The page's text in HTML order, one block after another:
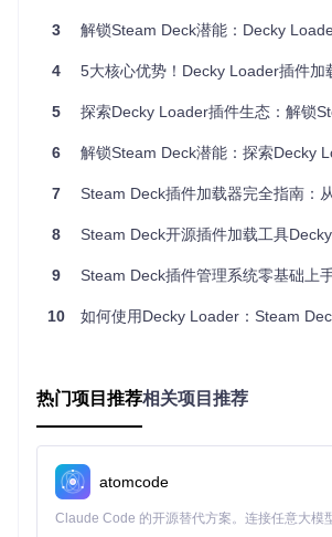
图形化安装：下载安装程序并命名为
命令行安装：打开Konsole终端，执行以
验证 ：安装完成后，在快速访问菜单
注意事项：安装过程中请确保电量充足，
验证：插件显示"已安装"状态，相关功能可
3 解锁Steam Deck潜能：Decky Loader插件
4 5大核心优势！Decky Loader插件加载
5 探索Decky Loader插件生态：解锁
6 解锁Steam Deck潜能：探索Decky Loader插
7 Steam Deck插件加载器完全指南：从安装
8 Steam Deck开源插件加载工具Decky Loader：让掌机
9 Steam Deck插件管理系统零基础上手：从安装到
10 如何使用Decky Loader：Steam Deck插
热门项目推荐相关项目推荐
atomcode